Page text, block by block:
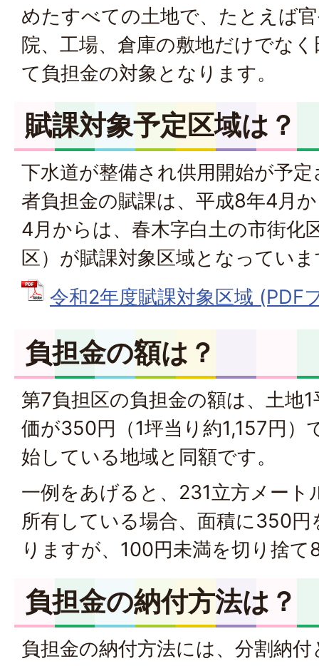
めたすべての土地で、たとえば
院、工場、倉庫の敷地だけでな
て負担金の対象となります。
賦課対象予定区域は？
下水道が整備され供用開始が予
者負担金の賦課は、平成8年4月
4月からは、春木字白土の市街化
区）が賦課対象区域となってい
令和2年度賦課対象区域 (PDF
負担金の額は？
第7負担区の負担金の額は、土地
価が350円（1坪当り約1,157円）
始している地域と同額です。
一例をあげると、231立方メート
所有している場合、面積に350
りますが、100円未満を切り捨
負担金の納付方法は？
負担金の納付方法には、分割納